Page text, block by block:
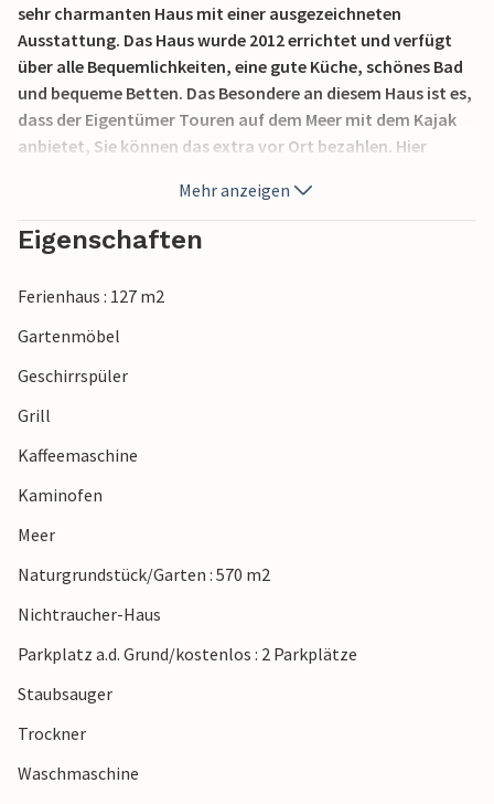
sehr charmanten Haus mit einer ausgezeichneten
Ausstattung. Das Haus wurde 2012 errichtet und verfügt
über alle Bequemlichkeiten, eine gute Küche, schönes Bad
und bequeme Betten. Das Besondere an diesem Haus ist es,
dass der Eigentümer Touren auf dem Meer mit dem Kajak
anbietet, Sie können das extra vor Ort bezahlen. Hier
schönsten Schären von Schweden zu sehen.
Mehr anzeigen
Eigenschaften
Ferienhaus : 127 m2
Gartenmöbel
Geschirrspüler
Grill
Kaffeemaschine
Kaminofen
Meer
Naturgrundstück/Garten : 570 m2
Nichtraucher-Haus
Parkplatz a.d. Grund/kostenlos : 2 Parkplätze
Staubsauger
Trockner
Waschmaschine